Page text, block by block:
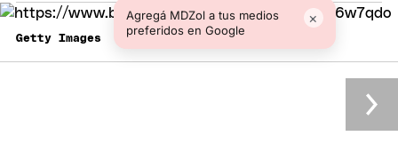
Agregá MDZol a tus medios
preferidos en Google
×
Getty Images